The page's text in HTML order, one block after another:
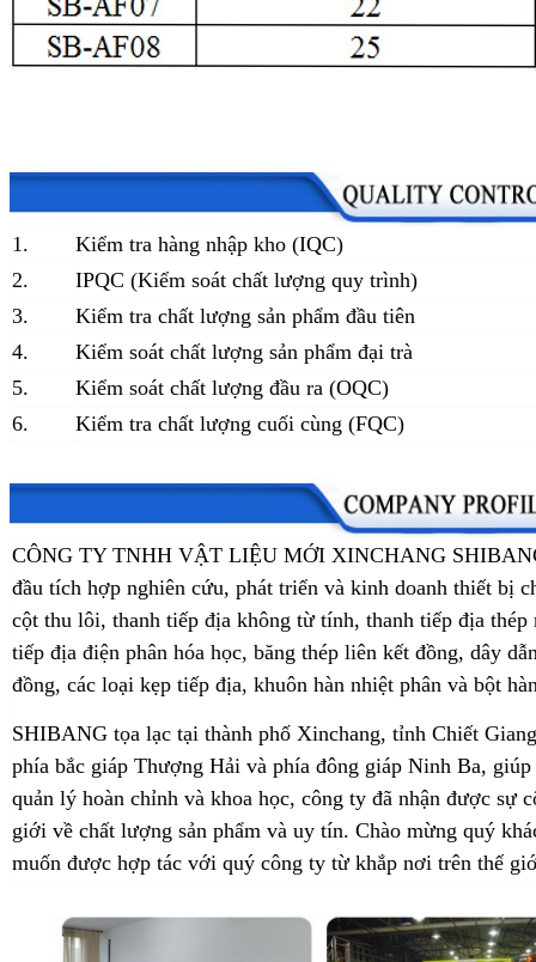
1.
Kiểm tra hàng nhập kho (IQC)
2.
IPQC (Kiểm soát chất lượng quy trình)
3.
Kiểm tra chất lượng sản phẩm đầu tiên
4.
Kiểm soát chất lượng sản phẩm đại trà
5.
Kiểm soát chất lượng đầu ra (OQC)
6.
Kiểm tra chất lượng cuối cùng (FQC)
CÔNG TY TNHH VẬT LIỆU MỚI XINCHANG
đầu tích hợp nghiên cứu, phát triển và kinh doanh thiết bị
cột thu lôi, thanh tiếp địa không từ tính, thanh tiếp địa
tiếp địa điện phân hóa học, băng thép liên kết đồng, dây
đồng, các loại kẹp tiếp địa, khuôn hàn nhiệt phân và bột
SHIBANG tọa lạc tại thành phố Xinchang, tỉnh Chiết
phía bắc giáp Thượng Hải và phía đông giáp Ninh Ba,
quản lý hoàn chỉnh và khoa học, công ty đã nhận được sự
giới về chất lượng sản phẩm và uy tín. Chào mừng quý
muốn được hợp tác với quý công ty từ khắp nơi trên thế